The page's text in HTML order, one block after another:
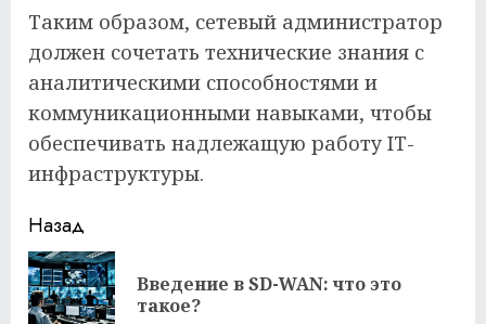
Таким образом, сетевый администратор
должен сочетать технические знания с
аналитическими способностями и
коммуникационными навыками, чтобы
обеспечивать надлежащую работу IT-
инфраструктуры.
Продолжить
чтение
Назад
Введение в SD-WAN: что это
такое?